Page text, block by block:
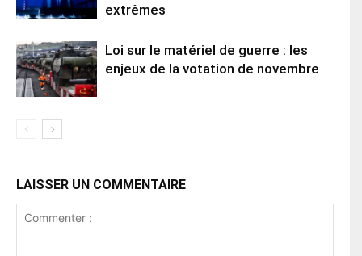
extrêmes
Loi sur le matériel de guerre : les
enjeux de la votation de novembre
LAISSER UN COMMENTAIRE